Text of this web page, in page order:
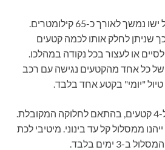
כאמור המסלול של שביל ישו נמשך לאורך כ-65 קילומטרים.
שניתן לחלק אותו לכמה קטעים
או לעצור בכל נקודה במהלכו.
כל אחד מהקטעים נגישה עם רכב
"יומי" בקטע אחד בלבד.
אנו חילקנו את המסלול ל-4 קטעים, בהתאם לחלוקה המקובלת.
ממסלול קל עד בינוני. מיטיבי לכת
3 ימים בלבד.